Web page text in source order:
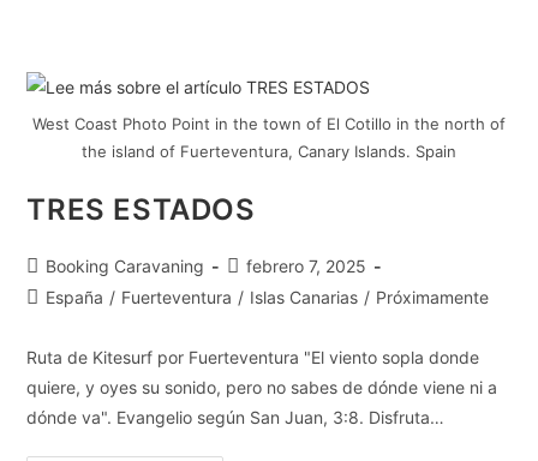
West Coast Photo Point in the town of El Cotillo in the north of
the island of Fuerteventura, Canary Islands. Spain
TRES ESTADOS
Booking Caravaning
febrero 7, 2025
España / Fuerteventura / Islas Canarias / Próximamente
Ruta de Kitesurf por Fuerteventura "El viento sopla donde
quiere, y oyes su sonido, pero no sabes de dónde viene ni a
dónde va". Evangelio según San Juan, 3:8. Disfruta…